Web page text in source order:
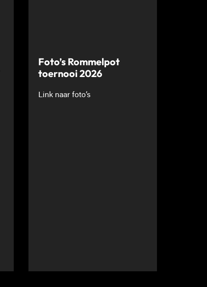
Foto’s Rommelpot
toernooi 2026
Link naar foto’s